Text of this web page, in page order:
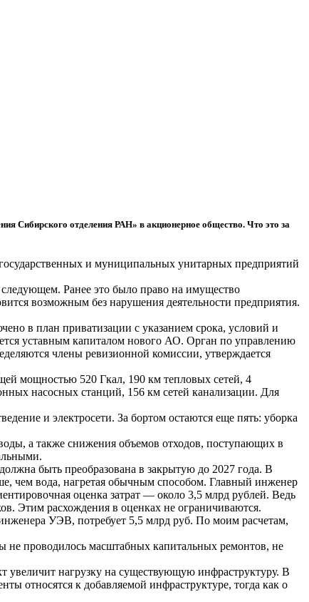
Сибирского отделения РАН» в акционерное общество. Что это за
и муниципальных унитарных предприятий
следующем. Ранее это было право на имущество
возможным без нарушения деятельности предприятия.
в план приватизации с указанием срока, условий и
уставным капиталом нового АО. Орган по управлению
члены ревизионной комиссии, утверждается
мощностью 520 Гкал, 190 км тепловых сетей, 4
насосных станций, 156 км сетей канализации. Для
и электросети. За бортом остаются еще пять: уборка
а также снижения объемов отходов, поступающих в
быть преобразована в закрытую до 2027 года. В
чем вода, нагретая обычным способом. Главный инженер
оценка затрат — около 3,5 млрд рублей. Ведь
Этим расхождения в оценках не ограничиваются.
УЭВ, потребует 5,5 млрд руб. По моим расчетам,
не проводилось масштабных капитальных ремонтов, не
увеличит нагрузку на существующую инфраструктуру. В
относятся к добавляемой инфраструктуре, тогда как о